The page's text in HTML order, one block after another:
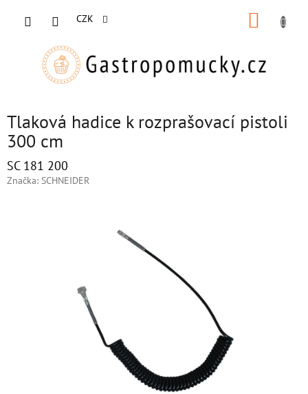
CZK
Tlaková hadice k rozprašovací pistoli
300 cm
SC 181 200
Značka: SCHNEIDER